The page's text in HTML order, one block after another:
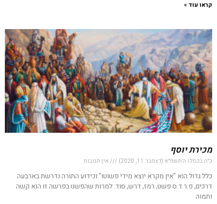
קראו עוד »
מכירת יוסף
כ״ה בכסלו ה׳תשפ״א (דצמבר 11, 2020) אין תגובות
כלל גדול הוא "אין מקרא יוצא מידי פשוטו" וכידוע התורה נדרשת בארבעה
דרכים, פ.ר.ד.ס פשט, רמז, דרש, סוד. למרות שהפשט בפרשה זו הוא קשה
ותמוה